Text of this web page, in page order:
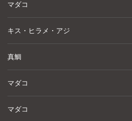
マダコ
キス・ヒラメ・アジ
真鯛
マダコ
マダコ